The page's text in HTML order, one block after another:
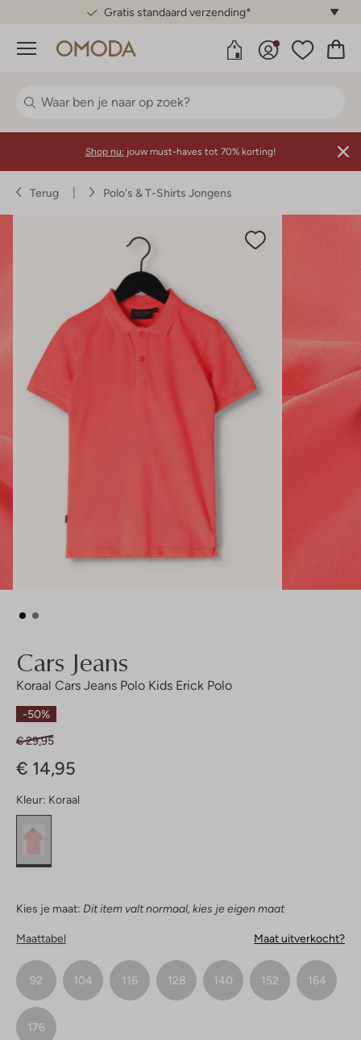
Gratis standaard verzending*
Menu
Shop nu: jouw must-haves tot 70% korting!
Terug Polo's & T-Shirts Jongens
Cars Jeans
Koraal Cars Jeans Polo Kids Erick Polo
-50%
€ 29,95
€ 14,95
Kleur: Koraal
Kies je maat: Dit item valt normaal, kies je eigen maat
Maattabel Maat uitverkocht?
92 104 116 128 140 152 164
176